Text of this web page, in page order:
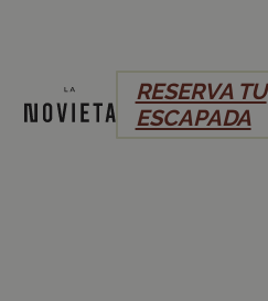
RESERVA TU
ESCAPADA